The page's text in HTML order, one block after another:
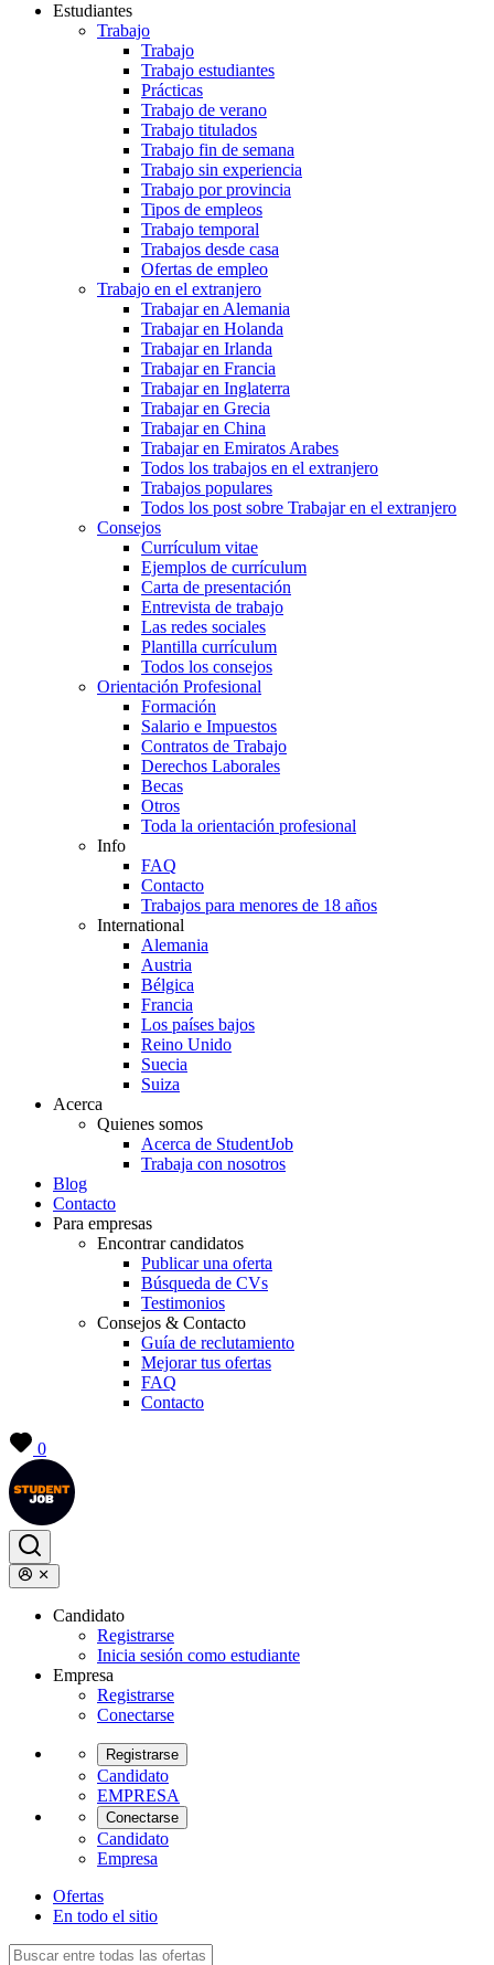
Estudiantes
Trabajo
Trabajo
Trabajo estudiantes
Prácticas
Trabajo de verano
Trabajo titulados
Trabajo fin de semana
Trabajo sin experiencia
Trabajo por provincia
Tipos de empleos
Trabajo temporal
Trabajos desde casa
Ofertas de empleo
Trabajo en el extranjero
Trabajar en Alemania
Trabajar en Holanda
Trabajar en Irlanda
Trabajar en Francia
Trabajar en Inglaterra
Trabajar en Grecia
Trabajar en China
Trabajar en Emiratos Arabes
Todos los trabajos en el extranjero
Trabajos populares
Todos los post sobre Trabajar en el extranjero
Consejos
Currículum vitae
Ejemplos de currículum
Carta de presentación
Entrevista de trabajo
Las redes sociales
Plantilla currículum
Todos los consejos
Orientación Profesional
Formación
Salario e Impuestos
Contratos de Trabajo
Derechos Laborales
Becas
Otros
Toda la orientación profesional
Info
FAQ
Contacto
Trabajos para menores de 18 años
International
Alemania
Austria
Bélgica
Francia
Los países bajos
Reino Unido
Suecia
Suiza
Acerca
Quienes somos
Acerca de StudentJob
Trabaja con nosotros
Blog
Contacto
Para empresas
Encontrar candidatos
Publicar una oferta
Búsqueda de CVs
Testimonios
Consejos & Contacto
Guía de reclutamiento
Mejorar tus ofertas
FAQ
Contacto
0
Candidato
Registrarse
Inicia sesión como estudiante
Empresa
Registrarse
Conectarse
Registrarse
Candidato
EMPRESA
Conectarse
Candidato
Empresa
Ofertas
En todo el sitio